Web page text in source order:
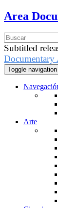
Area
Subtitled
Documentary
Toggle navigation
Arte